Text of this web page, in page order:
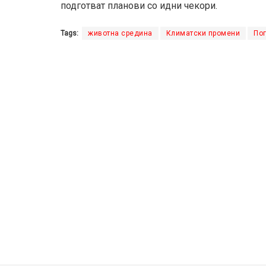
подготват планови со идни чекори.
Tags: животна средина Климатски промени